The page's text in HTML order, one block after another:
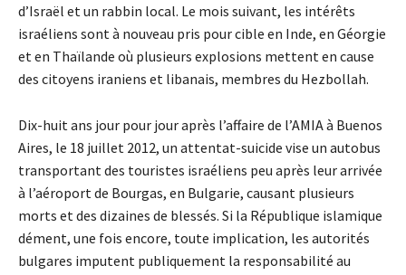
d’Israël et un rabbin local. Le mois suivant, les intérêts
israéliens sont à nouveau pris pour cible en Inde, en Géorgie
et en Thaïlande où plusieurs explosions mettent en cause
des citoyens iraniens et libanais, membres du Hezbollah.
Dix-huit ans jour pour jour après l’affaire de l’AMIA à Buenos
Aires, le 18 juillet 2012, un attentat-suicide vise un autobus
transportant des touristes israéliens peu après leur arrivée
à l’aéroport de Bourgas, en Bulgarie, causant plusieurs
morts et des dizaines de blessés. Si la République islamique
dément, une fois encore, toute implication, les autorités
bulgares imputent publiquement la responsabilité au